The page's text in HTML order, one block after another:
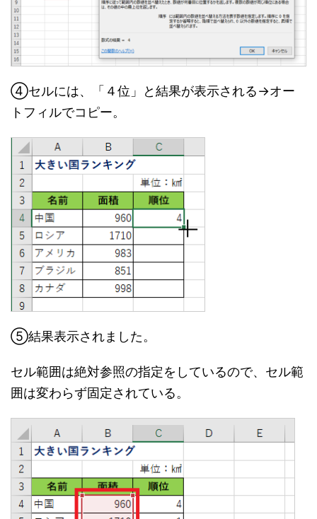
④セルには、「４位」と結果が表示される→オー
トフィルでコピー。
⑤結果表示されました。
セル範囲は絶対参照の指定をしているので、セル範
囲は変わらず固定されている。